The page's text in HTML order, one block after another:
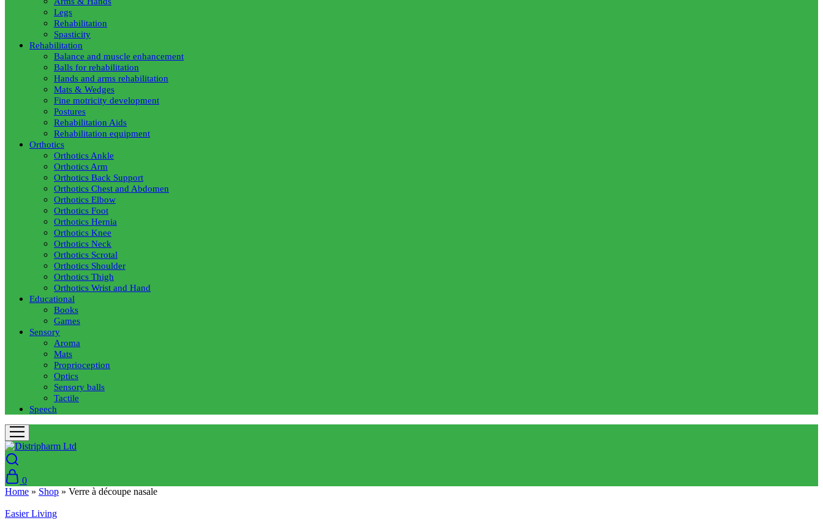
Legs
Rehabilitation
Spasticity
Rehabilitation
Balance and muscle enhancement
Balls for rehabilitation
Hands and arms rehabilitation
Mats & Wedges
Fine motricity development
Postures
Rehabilitation Aids
Rehabilitation equipment
Orthotics
Orthotics Ankle
Orthotics Arm
Orthotics Back Support
Orthotics Chest and Abdomen
Orthotics Elbow
Orthotics Foot
Orthotics Hernia
Orthotics Knee
Orthotics Neck
Orthotics Scrotal
Orthotics Shoulder
Orthotics Thigh
Orthotics Wrist and Hand
Educational
Books
Games
Sensory
Aroma
Mats
Proprioception
Optics
Sensory balls
Tactile
Speech
0
Home » Shop » Verre à découpe nasale
Easier Living